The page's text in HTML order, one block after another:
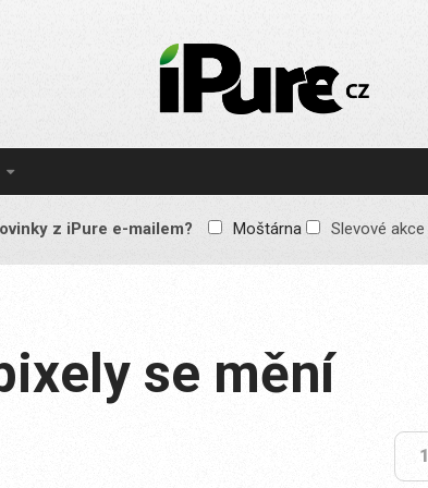
IPURE.CZ
Prémiový Apple e-
reklamy, žádné
obsah pro všechny
z iPure e-mailem? Moštárna Slevové akce
se mění
1